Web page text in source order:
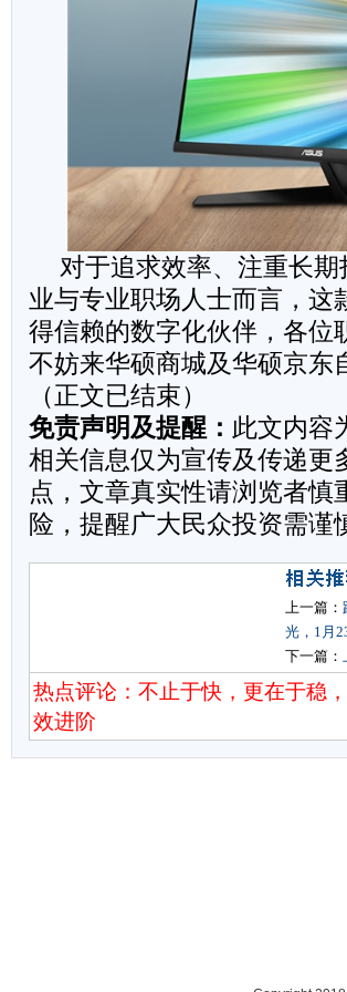
对于追求效率、注重长
业与专业职场人士而言，这
得信赖的数字化伙伴，各位
不妨来华硕商城及华硕京东
（正文已结束）
免责声明及提醒： 此文内容
相关信息仅为宣传及传递更
点，文章真实性请浏览者
险，提醒广大民众投资需谨
上一篇：
光，1月
下一篇：
热点评论：不止于快，更在于稳
效进阶